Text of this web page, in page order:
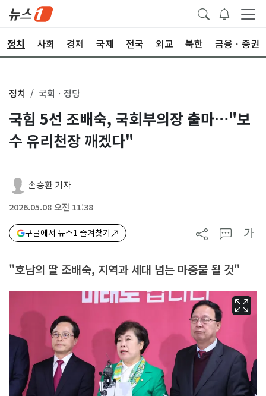
정치 사회 경제 국제 전국 외교 북한 금융ㆍ증권
정치 국회ㆍ정당
국힘 5선 조배숙, 국회부의장 출마…"보
수 유리천장 깨겠다"
손승환 기자
2026.05.08 오전 11:38
구글에서 뉴스1 즐겨찾기 가
"호남의 딸 조배숙, 지역과 세대 넘는 마중물 될 것"